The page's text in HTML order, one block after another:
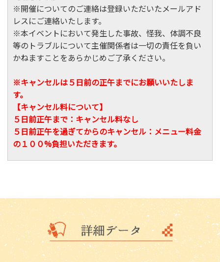
※開催についてのご連絡は登録いただいたメールアド
レスにご連絡いたします。
※本イベントにおいて発生した事故、怪我、体調不良
等のトラブルについて主催関係者は一切の責任を負い
かねますことをあらかじめご了承ください。
※キャンセルは５日前の正午までにお願いいたしま
す。
【キャンセル料について】
５日前正午まで：キャンセル料なし
５日前正午を過ぎてからのキャンセル：メニュー料金
の１００%負担いただきます。